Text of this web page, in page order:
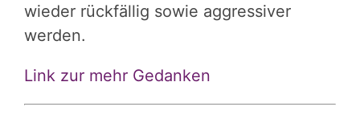
wieder rückfällig sowie aggressiver
werden.
Link zur mehr Gedanken